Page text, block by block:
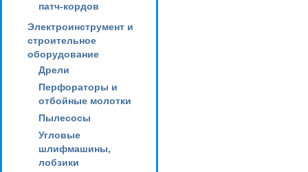
патч-кордов
Электроинструмент и
строительное
оборудование
Дрели
Перфораторы и
отбойные молотки
Пылесосы
Угловые
шлифмашины,
лобзики